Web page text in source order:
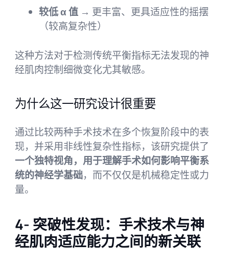
较低 α 值 → 更丰富、更具适应性的摇摆
（较高复杂性）
这种方法对于检测传统平衡指标无法发现的神
经肌肉控制细微变化尤其敏感。
为什么这一研究设计很重要
通过比较两种手术技术在多个恢复阶段中的表
现，并采用非线性复杂性指标，该研究提供了
一个独特视角，用于理解手术如何影响平衡系
统的神经学基础，而不仅仅是机械稳定性或力
量。
4- 突破性发现：手术技术与神
经肌肉适应能力之间的新关联